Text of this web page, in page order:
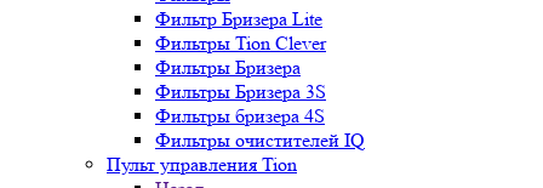
Фильтр Бризера Lite
Фильтры Tion Clever
Фильтры Бризера
Фильтры Бризера 3S
Фильтры бризера 4S
Фильтры очистителей IQ
Пульт управления Tion